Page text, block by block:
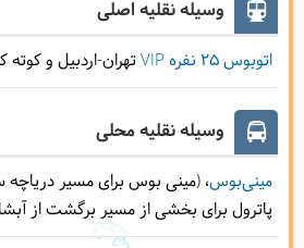
وسیله نقلیه اصلی
اتوبوس ۲۵ نفره VIP تهران-اردبیل و کوته
وسیله نقلیه محلی
مینی‌بوس (مینی بوس برای مسیر دریاچه
پاترول برای بخشی از مسیر برگشت از